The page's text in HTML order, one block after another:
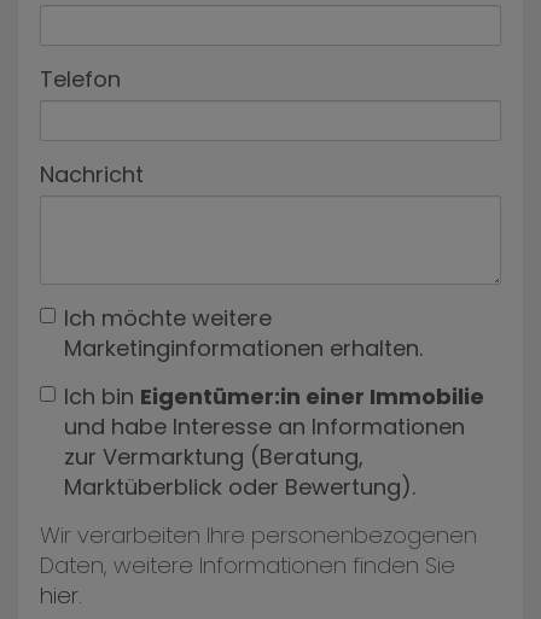
Telefon
Nachricht
Ich möchte weitere
Marketinginformationen erhalten.
Ich bin Eigentümer:in einer Immobilie
und habe Interesse an Informationen
zur Vermarktung (Beratung,
Marktüberblick oder Bewertung).
Wir verarbeiten Ihre personenbezogenen
Daten, weitere Informationen finden Sie
hier.